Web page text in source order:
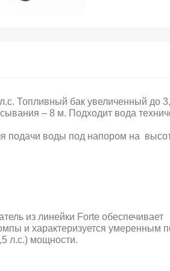
Топливный бак увеличенный до
– 8 м. Подходит вода
подачи воды под напором на
из линейки Forte обеспечивает
и характеризуется умеренным
л.с.) мощности.